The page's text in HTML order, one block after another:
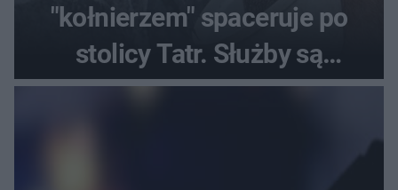
"kołnierzem" spaceruje po
stolicy Tatr. Służby są
bezradne